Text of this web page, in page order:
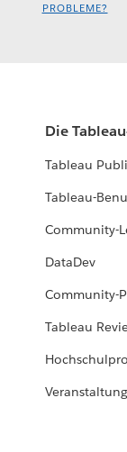
PROBLEME?
Die
Tableau
Tableau-
Community-
DataDev
Community-
Tableau